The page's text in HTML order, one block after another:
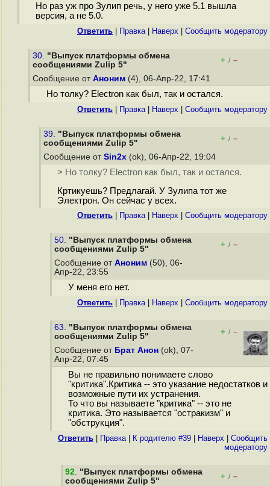
Но раз уж про Зулип речь, у него уже 5.1 вышла
версия, а не 5.0.
Ответить Правка| Наверх Cообщить модератору
30. "Выпуск платформы обмена
сообщениями Zulip 5"
+ / –
Сообщение от Аноним (4), 06-Апр-22, 17:41
Но толку? Electron как был, так и остался.
Ответить Правка| Наверх Cообщить модератору
39. "Выпуск платформы обмена
сообщениями Zulip 5"
+ / –
Сообщение от Sin2x (ok), 06-Апр-22, 19:04
> Но толку? Electron как был, так и остался.
Кртикуешь? Предлагай. У Зулипа тот же
Электрон. Он сейчас у всех.
Ответить Правка| Наверх Cообщить модератору
50. "Выпуск платформы обмена
сообщениями Zulip 5"
+ / –
Сообщение от Аноним (50), 06-
Апр-22, 23:55
У меня его нет.
Ответить Правка| Наверх Cообщить модератору
63. "Выпуск платформы обмена
сообщениями Zulip 5"
+ / –
Сообщение от Брат Анон (ok), 07-
Апр-22, 07:45
Вы не правильно понимаете слово
"критика".Критика -- это указание недостатков и
возможные пути их устранения.
То что вы называете "критика" -- это не
критика. Это называется "остракизм" и
"обструкция".
Ответить Правка| К родителю #39 Наверх
Cообщить
модератору
92. "Выпуск платформы обмена
сообщениями Zulip 5"
+ / –